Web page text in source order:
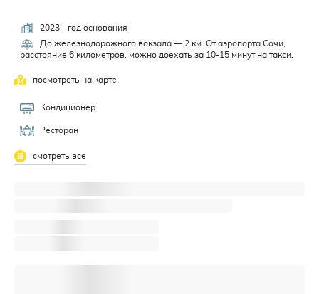
2023 - год основания
До железнодорожного вокзала — 2 км. От аэропорта Сочи,
расстояние 6 километров, можно доехать за 10-15 минут на такси.
посмотреть на карте
Кондиционер
Ресторан
смотреть все